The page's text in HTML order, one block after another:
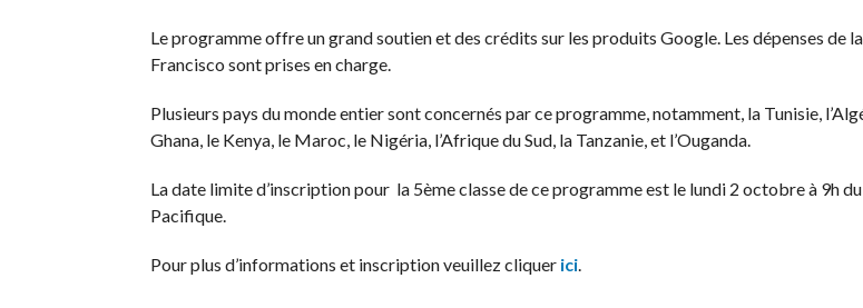
Le programme offre un grand soutien et des crédits sur les produits Google. Les dépenses de
Francisco sont prises en charge.
Plusieurs pays du monde entier sont concernés par ce programme, notamment, la Tunisie,
Ghana, le Kenya, le Maroc, le Nigéria, l’Afrique du Sud, la Tanzanie, et l’Ouganda.
La date limite d’inscription pour la 5ème classe de ce programme est le lundi 2 octobre à 9h
Pacifique.
Pour plus d’informations et inscription veuillez cliquer ici.